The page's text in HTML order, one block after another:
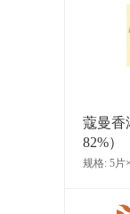
规格: 4袋
蔻曼香
82%）
规格: 5片